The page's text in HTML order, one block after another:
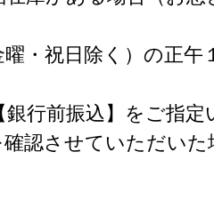
・祝日除く）の正午
行前振込】をご指定
認させていただいた